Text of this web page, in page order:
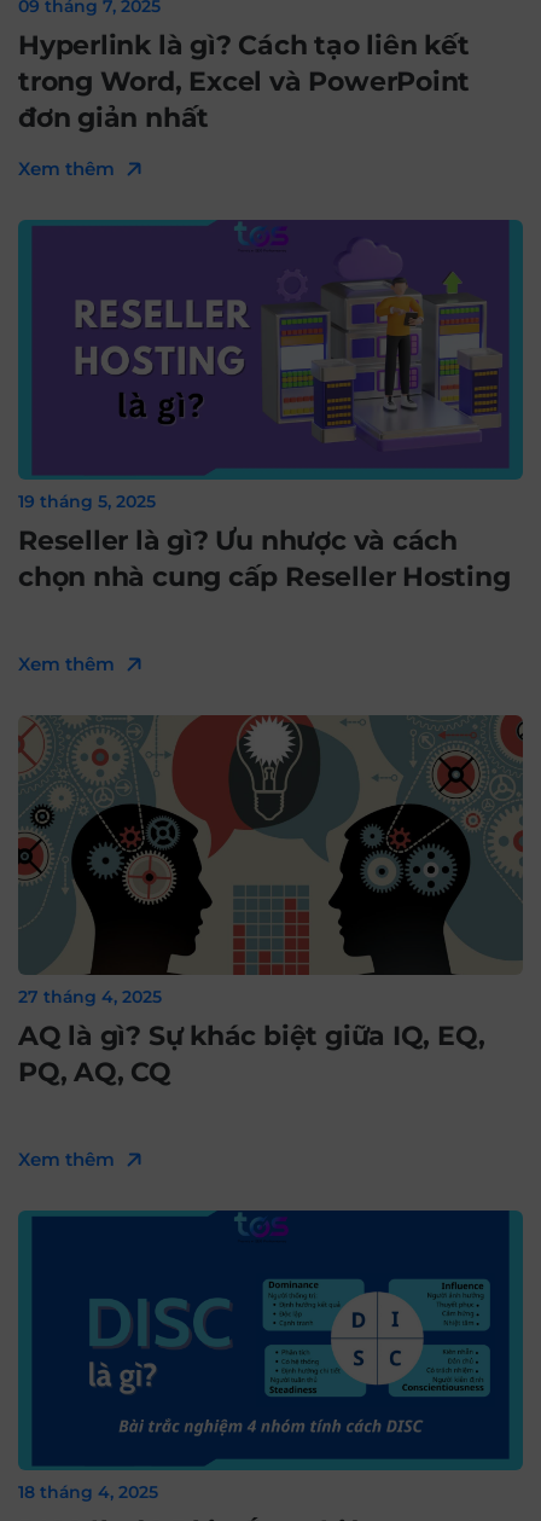
09 tháng 7, 2025
Hyperlink là gì? Cách tạo liên kết
trong Word, Excel và PowerPoint
đơn giản nhất
Xem thêm
19 tháng 5, 2025
Reseller là gì? Ưu nhược và cách
chọn nhà cung cấp Reseller Hosting
Xem thêm
27 tháng 4, 2025
AQ là gì? Sự khác biệt giữa IQ, EQ,
PQ, AQ, CQ
Xem thêm
18 tháng 4, 2025